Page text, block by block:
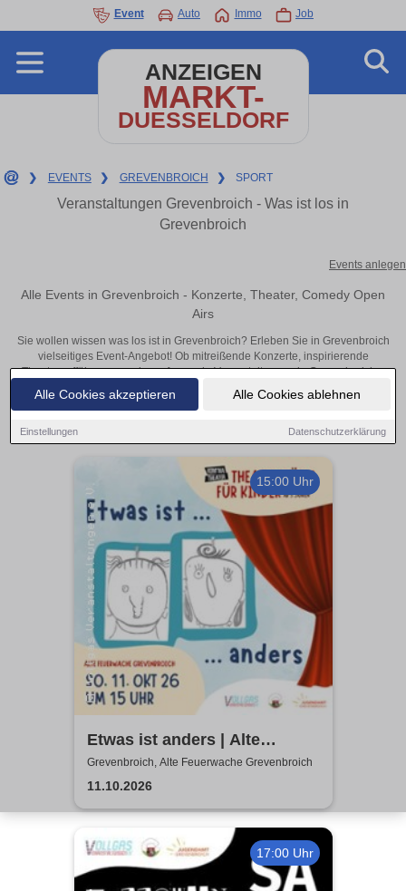
Alle Cookies akzeptieren Alle Cookies ablehnen
Einstellungen Datenschutzerklärung
Event Auto Immo Job
ANZEIGEN
MARKT-
DUESSELDORF
❯ EVENTS ❯ GREVENBROICH ❯ SPORT
Veranstaltungen Grevenbroich - Was ist los in
Grevenbroich
Events anlegen
Alle Events in Grevenbroich - Konzerte, Theater, Comedy Open
Airs
Sie wollen wissen was los ist in Grevenbroich? Erleben Sie in Grevenbroich
vielseitiges Event-Angebot! Ob mitreißende Konzerte, inspirierende
Theateraufführungen oder aufregende Veranstaltungen in Grevenbroich –
hier finden alles im Überblick und Tickets.
15:00 Uhr
Etwas ist anders | Alte
Feuerwache Grevenbroich |
KOM'MA Theater aus
Duisburg
Grevenbroich, Alte Feuerwache Grevenbroich
11.10.2026
17:00 Uhr